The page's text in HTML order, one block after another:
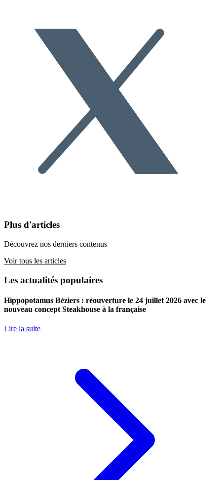
Plus d'articles
Découvrez nos derniers contenus
Voir tous les articles
Les actualités populaires
Hippopotamus Béziers : réouverture le 24 juillet 2026 avec le
nouveau concept Steakhouse à la française
Lire la suite